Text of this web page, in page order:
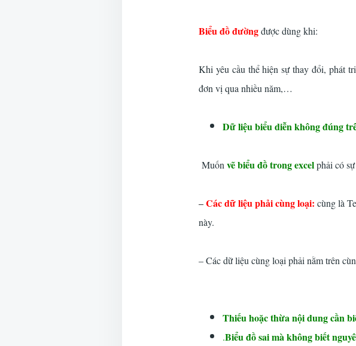
Biểu đồ đườngđược dùng khi:
Khi yêu cầu thể hiện sự thay đổi, phát
đơn vị qua nhiều năm,…
Dữ liệu biểu diễn không đúng
Muốn vẽ biểu đồ trong excelphải có
–Các dữ liệu phải cùng loại: cùng là
này.
– Các dữ liệu cùng loại phải nằm trên
Thiếu hoặc thừa nội dung cần
.Biểu đồ sai mà không biết